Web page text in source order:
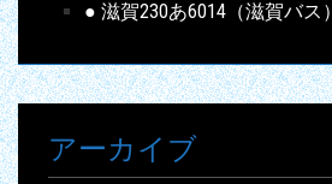
● 滋賀230あ6014（滋賀バス）
アーカイブ